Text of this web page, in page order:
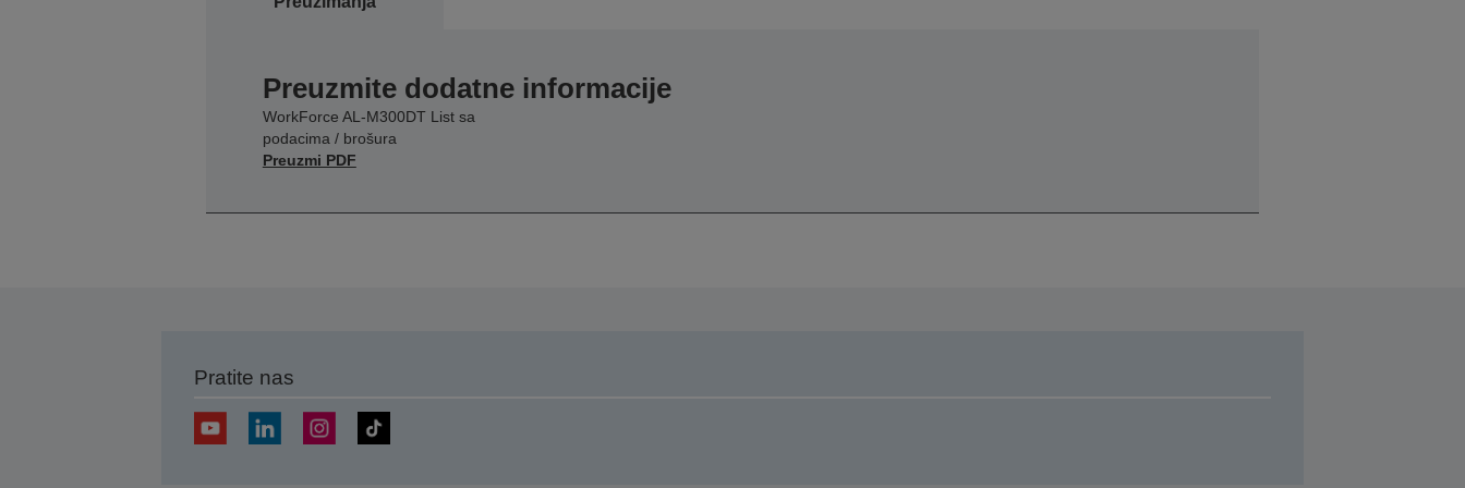
Preuzmite dodatne informacije
WorkForce AL-M300DT List sa
podacima / brošura
Preuzmi PDF
Pratite nas